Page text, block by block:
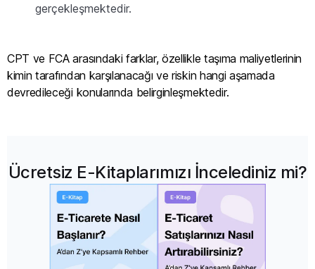
gerçekleşmektedir.
CPT ve FCA arasındaki farklar, özellikle taşıma maliyetlerinin
kimin tarafından karşılanacağı ve riskin hangi aşamada
devredileceği konularında belirginleşmektedir.
Ücretsiz E-Kitaplarımızı İncelediniz mi?